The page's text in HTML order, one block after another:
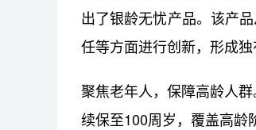
出了银龄无忧产品。该产
任等方面进行创新，形成独
聚焦老年人，保障高龄人
续保至100周岁，覆盖高龄